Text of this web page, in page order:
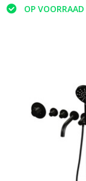
OP VOORRAAD